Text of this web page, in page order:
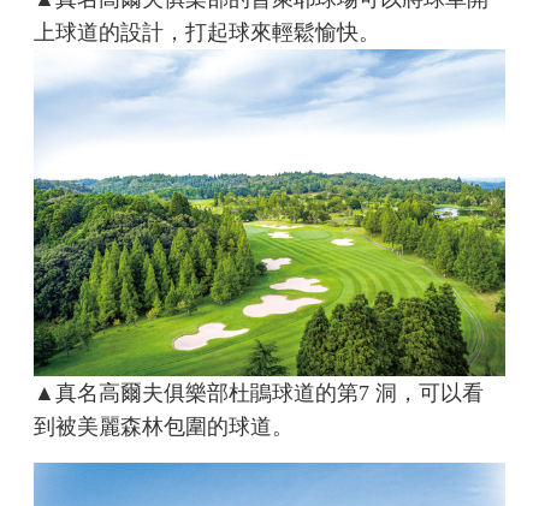
上球道的設計，打起球來輕鬆愉快。
▲真名高爾夫俱樂部杜鵑球道的第7 洞，可以看
到被美麗森林包圍的球道。